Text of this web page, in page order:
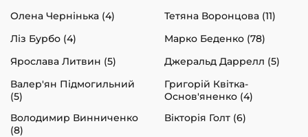
Олена Чернінька (4)
Тетяна Воронцова (11)
Ліз Бурбо (4)
Марко Беденко (78)
Ярослава Литвин (5)
Джеральд Даррелл (5)
Валер'ян Підмогильний
(5)
Григорій Квітка-
Основ'яненко (4)
Володимир Винниченко
(8)
Вікторія Голт (6)